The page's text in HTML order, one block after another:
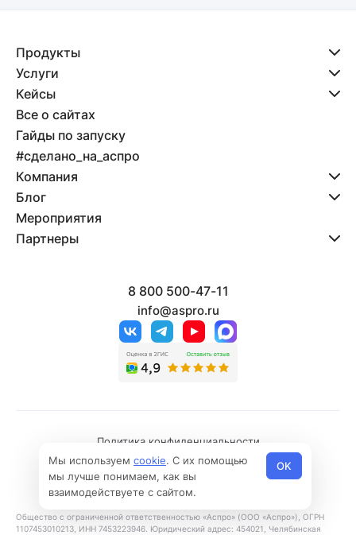
Продукты
Услуги
Кейсы
Все о сайтах
Гайды по запуску
#сделано_на_аспро
Компания
Блог
Мероприятия
Партнеры
8 800 500-47-11
info@aspro.ru
© 2026 Все права защищены
Политика конфиденциальности
Политика использования файлов cookies
Общество с ограниченной ответственностью «Аспро» (ООО «Аспро»), ОГРН
1107453010213, ИНН 7453223946. Юридический адрес: 454021, Челябинская
Мы используем cookie. С их помощью
мы лучше понимаем, как вы
взаимодействуете с сайтом.
OK